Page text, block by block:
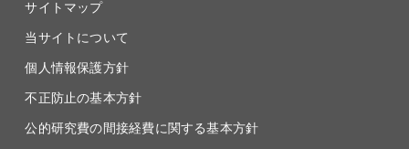
サイトマップ
当サイトについて
個人情報保護方針
不正防止の基本方針
公的研究費の間接経費に関する基本方針